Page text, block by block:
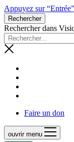
Appuyez sur
Rechercher
Rechercher dans
Faire un don
ouvrir menu